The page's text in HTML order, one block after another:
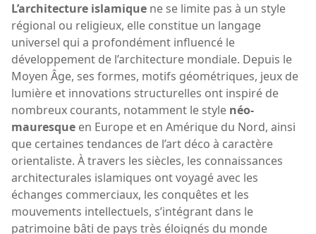
L’architecture islamique ne se limite pas à un style
régional ou religieux, elle constitue un langage
universel qui a profondément influencé le
développement de l’architecture mondiale. Depuis le
Moyen Âge, ses formes, motifs géométriques, jeux de
lumière et innovations structurelles ont inspiré de
nombreux courants, notamment le style néo-
mauresque en Europe et en Amérique du Nord, ainsi
que certaines tendances de l’art déco à caractère
orientaliste. À travers les siècles, les connaissances
architecturales islamiques ont voyagé avec les
échanges commerciaux, les conquêtes et les
mouvements intellectuels, s’intégrant dans le
patrimoine bâti de pays très éloignés du monde